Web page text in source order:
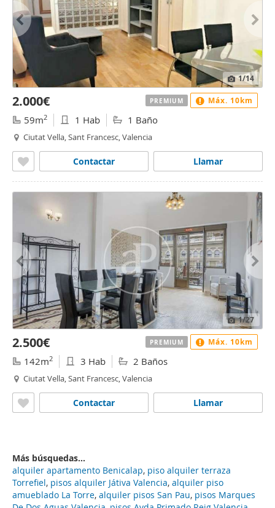
1/14
2.000€
59m2 1 Hab 1 Baño
Ciutat Vella, Sant Francesc, Valencia
Llamar
Contactar
PREMIUM Máx. 10km
1/27
2.500€
142m2 3 Hab 2 Baños
Ciutat Vella, Sant Francesc, Valencia
Llamar
Contactar
PREMIUM Máx. 10km
Más búsquedas...
alquiler apartamento Benicalap, piso alquiler terraza
Torrefiel, pisos alquiler Játiva Valencia, alquiler piso
amueblado La Torre, alquiler pisos San Pau, pisos Marques